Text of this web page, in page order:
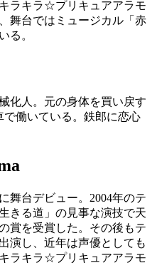
ラキラ☆プリキュアアラモ
舞台ではミュージカル「赤
る。
化人。元の身体を買い戻す
で働いている。鉄郎に恋心
舞台デビュー。2004年のテ
きる道」の見事な演技で天
賞を受賞した。その後もテ
演し、近年は声優としても
ラキラ☆プリキュアアラモ